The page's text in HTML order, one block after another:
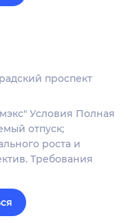
проспект
Условия Полная
отпуск;
роста и
Требования